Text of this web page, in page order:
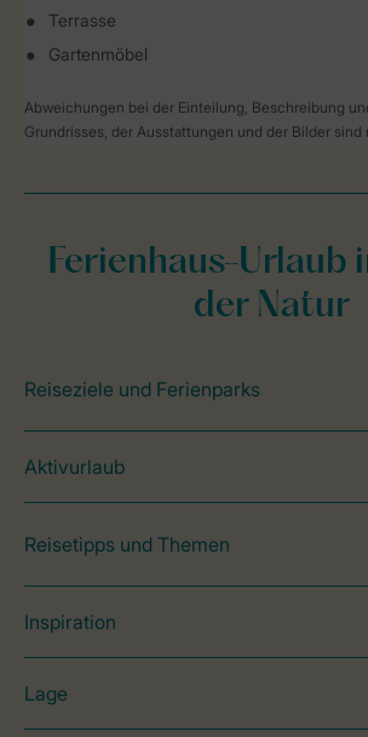
Terrasse
Gartenmöbel
Abweichungen bei der Einteilung, Beschreibung
Grundrisses, der Ausstattungen und der Bilder sind
Ferienhaus-Urlaub
der Natur
Reiseziele und Ferienparks
Aktivurlaub
Reisetipps und Themen
Inspiration
Lage